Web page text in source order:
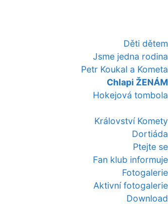
Děti dětem
Jsme jedna rodina
Petr Koukal a Kometa
Chlapi ŽENÁM
Hokejová tombola
Království Komety
Dortiáda
Ptejte se
Fan klub informuje
Fotogalerie
Aktivní fotogalerie
Download